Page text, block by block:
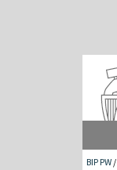
BIP PW/